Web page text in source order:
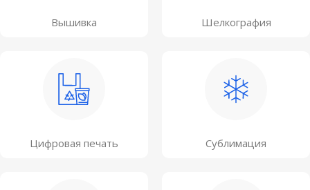
Вышивка Шелкография
Цифровая печать Сублимация